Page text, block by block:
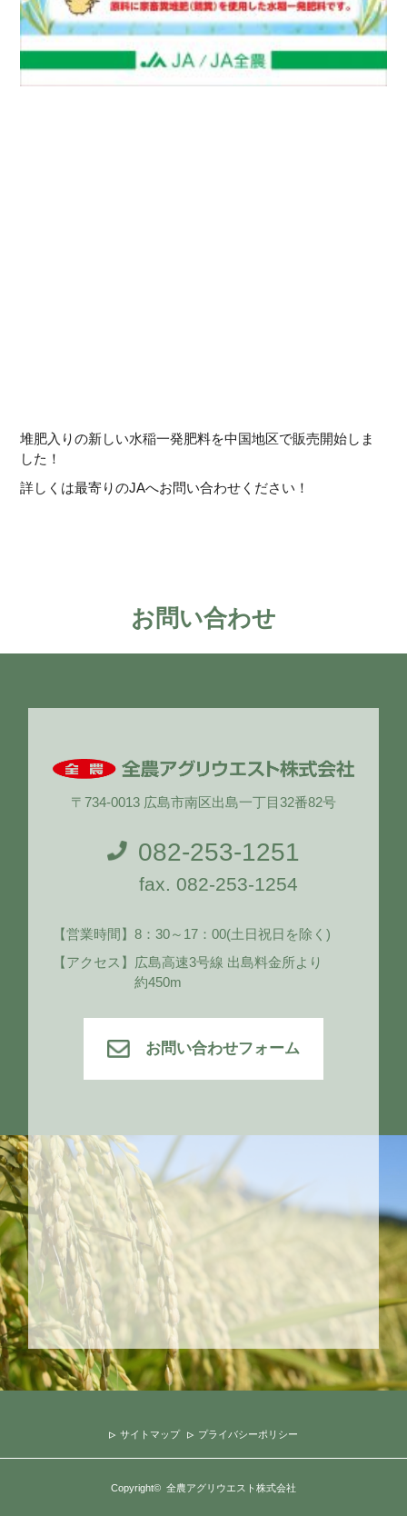
堆肥入りの新しい水稲一発肥料を中国地区で販売開始しま
した！
詳しくは最寄りのJAへお問い合わせください！
お問い合わせ
〒734-0013 広島市南区出島一丁目32番82号
082-253-1251
fax. 082-253-1254
【営業時間】8：30～17：00(土日祝日を除く)
【アクセス】 広島高速3号線 出島料金所より
約450m
お問い合わせフォーム
サイトマップ プライバシーポリシー
Copyright© 全農アグリウエスト株式会社